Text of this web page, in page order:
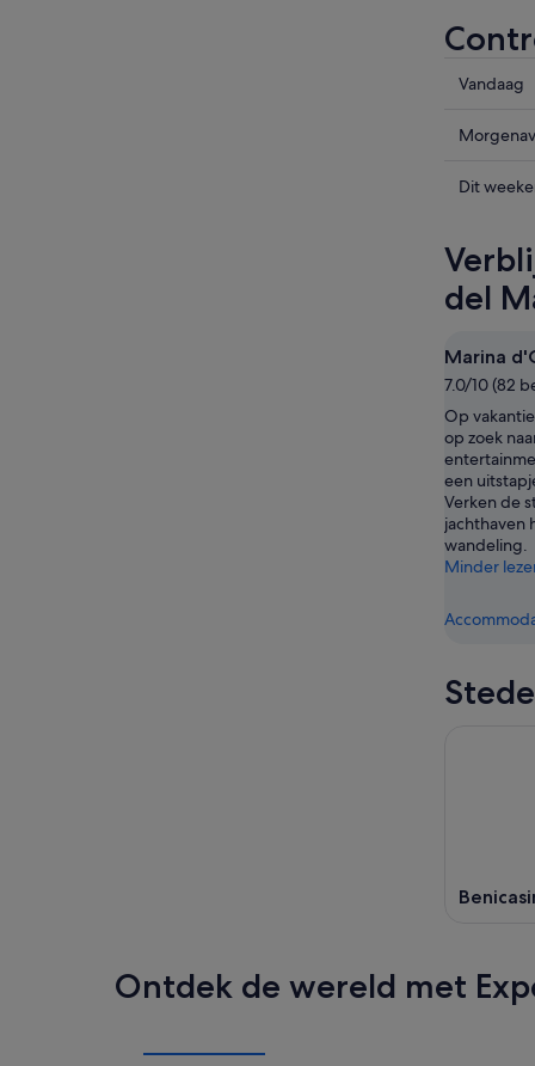
Prijzen
Oropesa
Mar
7
aug
-
aug,
bekijken
Vandaag
Prijzen
Oropesa
voor
8
-
9
aug,
bekijken
Prijzen
del
Mar
voor
7
aug
-
9
aug,
bekijken
Dit
del
Marina
7.0/10 (82
Op
op zoek
een
Verken de
jachthaven
wandeling.
Minder
Ontdek de wereld met